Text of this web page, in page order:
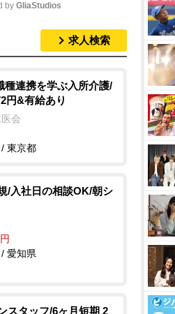
t
e
by GliaStudios
求人検索
種連携を学ぶ入所介護/
円&有給あり
会
東京都
/入社日の相談OK/朝シ
愛知県
スタッフ/6ヶ月短期 2